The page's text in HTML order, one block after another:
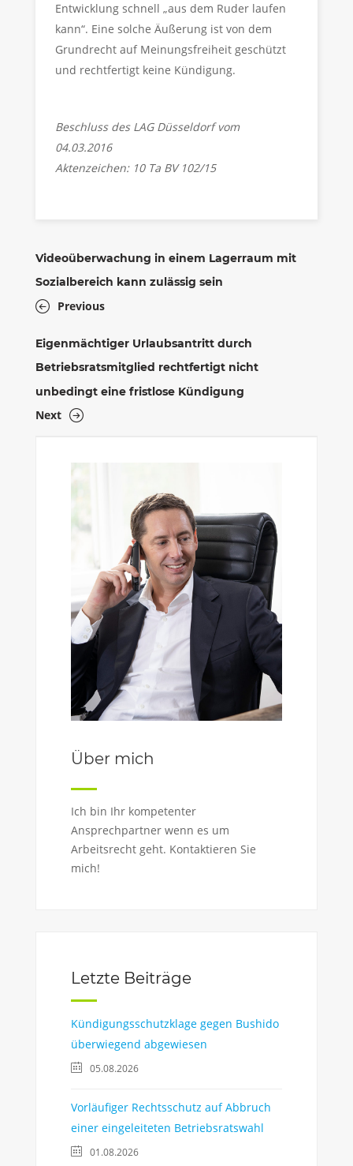
Entwicklung schnell „aus dem Ruder laufen
kann“. Eine solche Äußerung ist von dem
Grundrecht auf Meinungsfreiheit geschützt
und rechtfertigt keine Kündigung.
Beschluss des LAG Düsseldorf vom
04.03.2016
Aktenzeichen: 10 Ta BV 102/15
Videoüberwachung in einem Lagerraum mit
Sozialbereich kann zulässig sein
Previous
Eigenmächtiger Urlaubsantritt durch
Betriebsratsmitglied rechtfertigt nicht
unbedingt eine fristlose Kündigung
Next
Über mich
Ich bin Ihr kompetenter
Ansprechpartner wenn es um
Arbeitsrecht geht. Kontaktieren Sie
mich!
Letzte Beiträge
Kündigungsschutzklage gegen Bushido
überwiegend abgewiesen
05.08.2026
Vorläufiger Rechtsschutz auf Abbruch
einer eingeleiteten Betriebsratswahl
01.08.2026